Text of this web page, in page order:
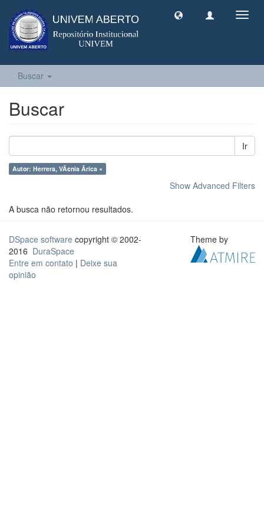
Buscar
Buscar
Ir
Autor: Herrera, VÃ¢nia Ãrica ×
Show Advanced Filters
A busca não retornou resultados.
DSpace software copyright © 2002-
2016 DuraSpace
Entre em contato | Deixe sua
opinião
Theme by